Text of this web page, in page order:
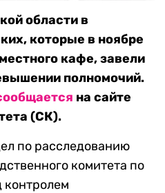
области в
которые в ноябре
кафе, завели
полномочий.
на сайте
(СК).
по расследованию
комитета по
контролем